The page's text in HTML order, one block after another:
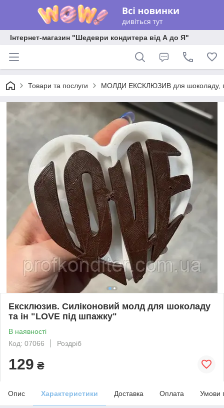
Інтернет-магазин "Шедеври кондитера від А до Я"
Товари та послуги МОЛДИ ЕКСКЛЮЗИВ для шоколаду,
Ексклюзив. Силіконовий молд для шоколаду
та ін "LOVE під шпажку"
В наявності
Код: 07066
Роздріб
129 ₴
Опис Характеристики Доставка Оплата Умови